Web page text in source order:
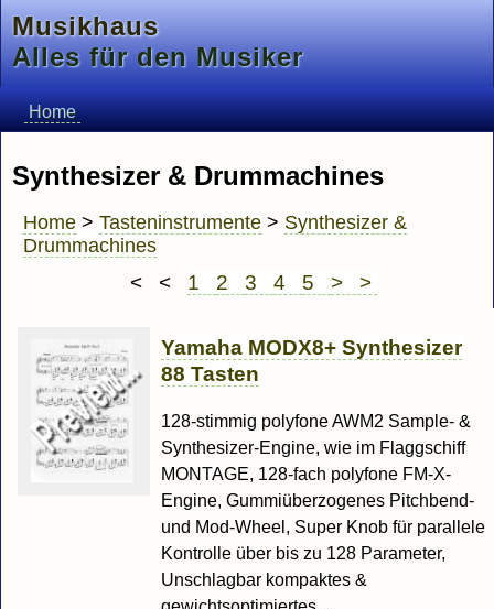
Musikhaus
Alles für den Musiker
Home
Synthesizer & Drummachines
Home > Tasteninstrumente > Synthesizer &
Drummachines
< < 1 2 3 4 5 > >
Yamaha MODX8+ Synthesizer
88 Tasten
128-stimmig polyfone AWM2 Sample- &
Synthesizer-Engine, wie im Flaggschiff
MONTAGE, 128-fach polyfone FM-X-
Engine, Gummiüberzogenes Pitchbend-
und Mod-Wheel, Super Knob für parallele
Kontrolle über bis zu 128 Parameter,
Unschlagbar kompaktes &